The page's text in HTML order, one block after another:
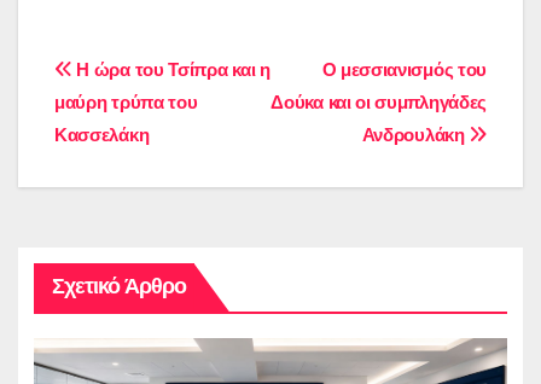
Πλοήγηση
άρθρων
Ο μεσσιανισμός του
Δούκα και οι συμπληγάδες
Ανδρουλάκη
Η ώρα του Τσίπρα και η
μαύρη τρύπα του
Κασσελάκη
Σχετικό Άρθρο